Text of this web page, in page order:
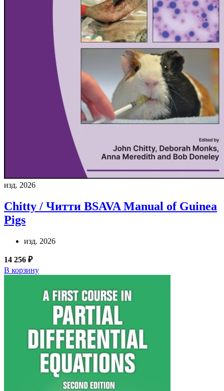
изд. 2026
Chitty / Читти BSAVA Manual of Guinea
Pigs
изд. 2026
14 256 ₽
В корзину